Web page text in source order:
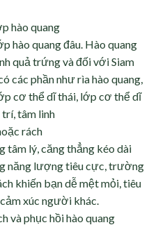
hào quang
hào quang đâu. Hào quang
quả trứng và đối với Siam
các phần như rìa hào quang,
cơ thể dĩ thái, lớp cơ thể dĩ
tâm linh
rách
tâm lý, căng thẳng kéo dài
năng lượng tiêu cực, trường
khiến bạn dễ mệt mỏi, tiêu
xúc người khác.
và phục hồi hào quang